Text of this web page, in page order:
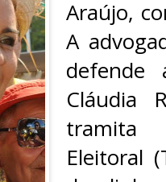
Araújo,
A
defende
Cláudia
tramita
Eleitoral